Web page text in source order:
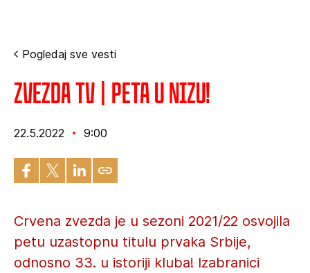
Pogledaj sve vesti
Zvezda TV | Peta u nizu!
22.5.2022 9:00
Crvena zvezda je u sezoni 2021/22 osvojila
petu uzastopnu titulu prvaka Srbije,
odnosno 33. u istoriji kluba! Izabranici